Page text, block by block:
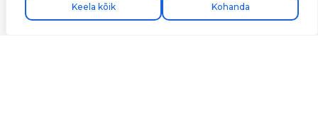
Kohanda
Keela kõik